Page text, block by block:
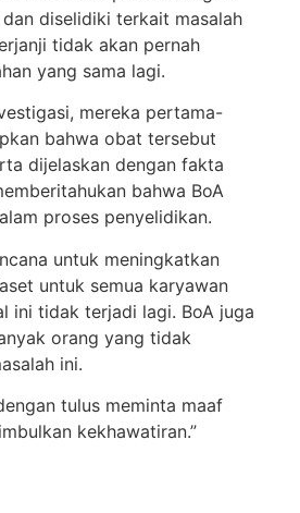
diselidiki terkait masalah
tidak akan pernah
yang sama lagi.
mereka pertama-
bahwa obat tersebut
dijelaskan dengan fakta
bahwa BoA
proses penyelidikan.
untuk meningkatkan
untuk semua karyawan
ini tidak terjadi lagi. BoA juga
orang yang tidak
ini.
tulus meminta maaf
kekhawatiran.”